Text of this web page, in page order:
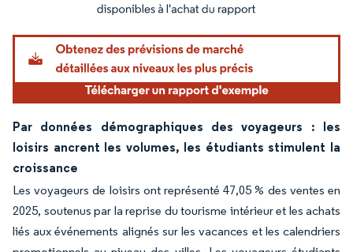
Image © Mordor Intelligence. La réutilisation nécessite une attribution sous CC BY
Par données démographiques des voyageurs : les
loisirs ancrent les volumes, les étudiants stimulent la
croissance
Les voyageurs de loisirs ont représenté 47,05 % des ventes en
2025, soutenus par la reprise du tourisme intérieur et les achats
liés aux événements alignés sur les vacances et les calendriers